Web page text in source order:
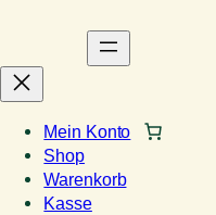
Mein Konto
Shop
Warenkorb
Kasse